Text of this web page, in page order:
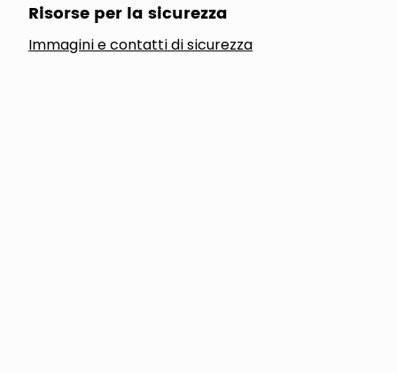
Risorse per la sicurezza
Immagini e contatti di sicurezza